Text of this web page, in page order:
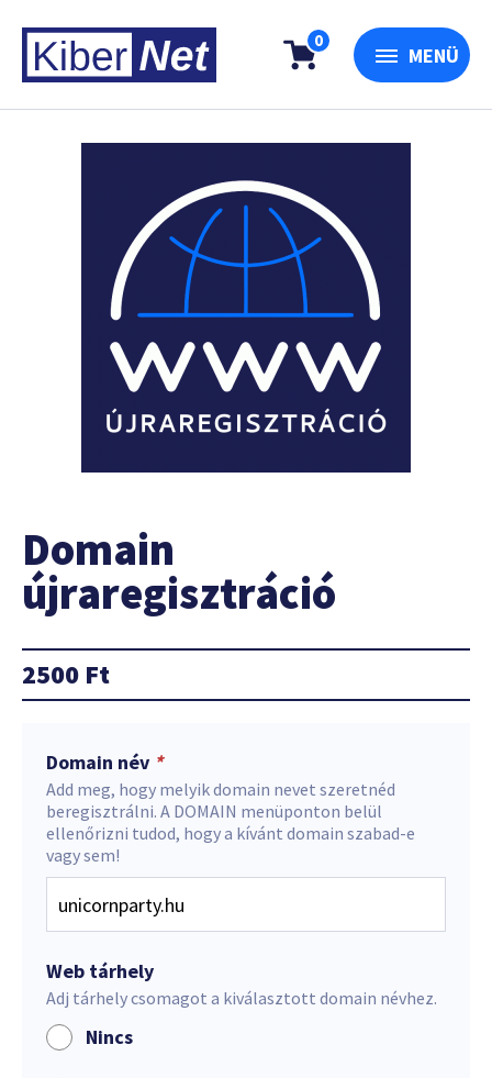
0
MENÜ
Domain
újraregisztráció
2500 Ft
Domain név *
Add meg, hogy melyik domain nevet szeretnéd
beregisztrálni. A DOMAIN menüponton belül
ellenőrizni tudod, hogy a kívánt domain szabad-e
vagy sem!
Web tárhely
Adj tárhely csomagot a kiválasztott domain névhez.
Nincs